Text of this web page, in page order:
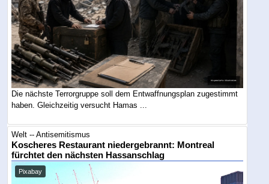
Die nächste Terrorgruppe soll dem Entwaffnungsplan zugestimmt
haben. Gleichzeitig versucht Hamas ...
Welt -- Antisemitismus
Koscheres Restaurant niedergebrannt: Montreal
fürchtet den nächsten Hassanschlag
Pixabay